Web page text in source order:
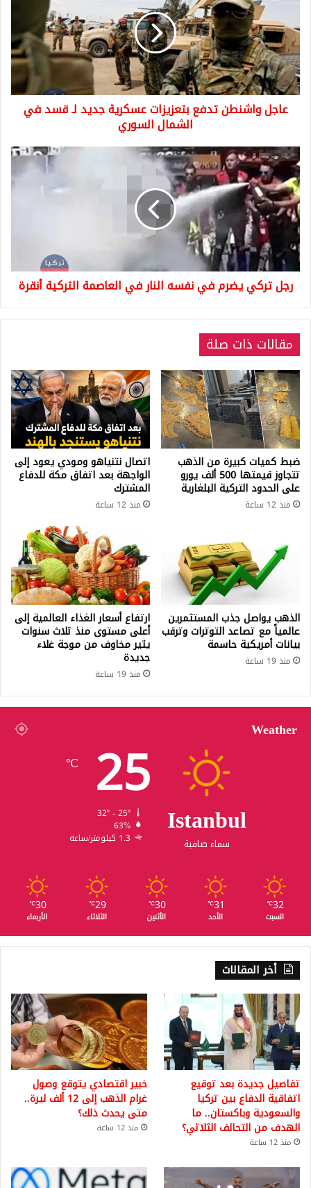
بتعزيزات
عسكرية
جديد
لـ
قسد
في
الشمال
عاجل واشنطن تدفع بتعزيزات عسكرية جديد لـ قسد في
الشمال السوري
رجل
تركي
يضرم
في
نفسه
النار
في
العاصمة
التركية
أنقرة
رجل تركي يضرم في نفسه النار في العاصمة التركية أنقرة
مقالات ذات صلة
ضبط كميات كبيرة من الذهب
تتجاوز قيمتها 500 ألف يورو
على الحدود التركية البلغارية
منذ 12 ساعة
اتصال نتنياهو ومودي يعود إلى
الواجهة بعد اتفاق مكة للدفاع
المشترك
منذ 12 ساعة
الذهب يواصل جذب المستثمرين
عالمياً مع تصاعد التوترات وترقب
بيانات أمريكية حاسمة
منذ 19 ساعة
ارتفاع أسعار الغذاء العالمية إلى
أعلى مستوى منذ ثلاث سنوات
يثير مخاوف من موجة غلاء
جديدة
منذ 19 ساعة
Weather
Istanbul
سماء صافية
25
℃
32º - 25º
63%
1.3 كيلومتر/ساعة
32
℃
السبت
31
℃
الأحد
30
℃
الأثنين
29
℃
الثلاثاء
30
℃
الأربعاء
أخر المقالات
تفاصيل جديدة بعد توقيع
اتفاقية الدفاع بين تركيا
والسعودية وباكستان.. ما
الهدف من التحالف الثلاثي؟
منذ 12 ساعة
خبير اقتصادي يتوقع وصول
غرام الذهب إلى 12 ألف ليرة..
متى يحدث ذلك؟
منذ 12 ساعة